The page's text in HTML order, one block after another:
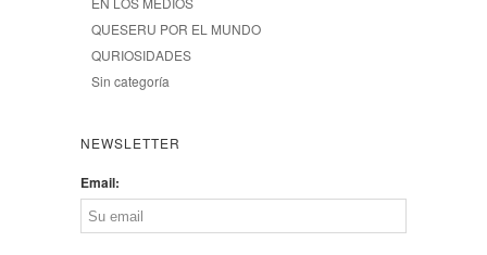
QUESERU POR EL MUNDO
QURIOSIDADES
Sin categoría
NEWSLETTER
Email: